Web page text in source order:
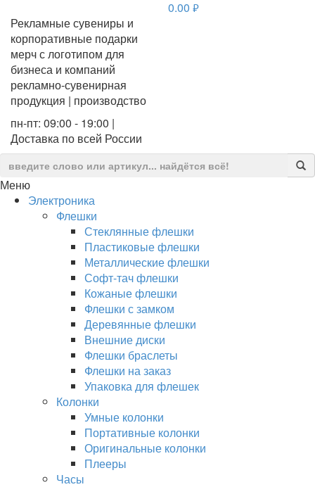
Рекламные сувениры и
корпоративные подарки
мерч с логотипом для
бизнеса и компаний
рекламно-сувенирная
продукция | производство
пн-пт: 09:00 - 19:00 |
Доставка по всей России
0.00 руб.
Меню
Электроника
Флешки
Стеклянные флешки
Пластиковые флешки
Металлические флешки
Софт-тач флешки
Кожаные флешки
Флешки с замком
Деревянные флешки
Внешние диски
Флешки браслеты
Флешки на заказ
Упаковка для флешек
Колонки
Умные колонки
Портативные колонки
Оригинальные колонки
Плееры
Часы